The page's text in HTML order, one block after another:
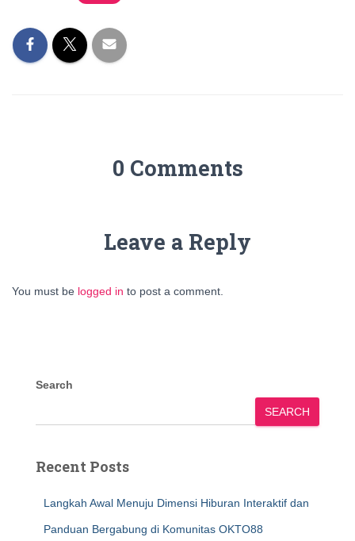
0 Comments
Leave a Reply
You must be logged in to post a comment.
Search
SEARCH
Recent Posts
Langkah Awal Menuju Dimensi Hiburan Interaktif dan
Panduan Bergabung di Komunitas OKTO88